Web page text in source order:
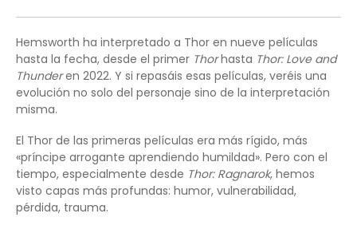
Hemsworth ha interpretado a Thor en nueve películas
hasta la fecha, desde el primer Thorhasta Thor: Love and
Thunderen 2022. Y si repasáis esas películas, veréis una
evolución no solo del personaje sino de la interpretación
misma.
El Thor de las primeras películas era más rígido, más
«príncipe arrogante aprendiendo humildad». Pero con el
tiempo, especialmente desde Thor: Ragnarok, hemos
visto capas más profundas: humor, vulnerabilidad,
pérdida, trauma.